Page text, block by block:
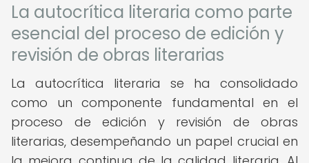
La autocrítica literaria como parte
esencial del proceso de edición y
revisión de obras literarias
La autocrítica literaria se ha consolidado
como un componente fundamental en el
proceso de edición y revisión de obras
literarias, desempeñando un papel crucial en